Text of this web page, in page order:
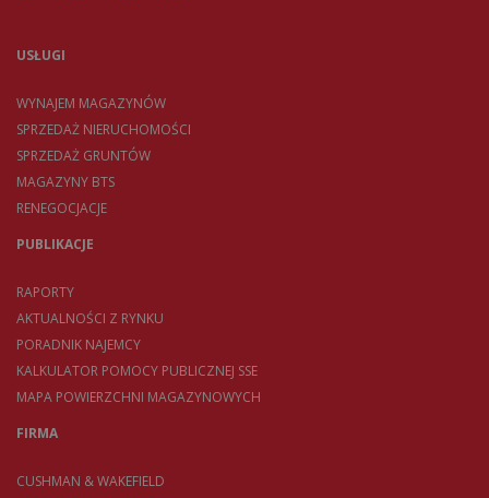
USŁUGI
WYNAJEM MAGAZYNÓW
SPRZEDAŻ NIERUCHOMOŚCI
SPRZEDAŻ GRUNTÓW
MAGAZYNY BTS
RENEGOCJACJE
PUBLIKACJE
RAPORTY
AKTUALNOŚCI Z RYNKU
PORADNIK NAJEMCY
KALKULATOR POMOCY PUBLICZNEJ SSE
MAPA POWIERZCHNI MAGAZYNOWYCH
FIRMA
CUSHMAN & WAKEFIELD